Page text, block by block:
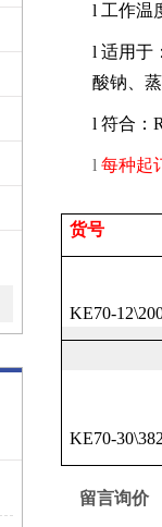
l 工作温
l 适用于
酸钠、
l 符合：
l 每种起
货号
KE70-
KE70-
留言询价